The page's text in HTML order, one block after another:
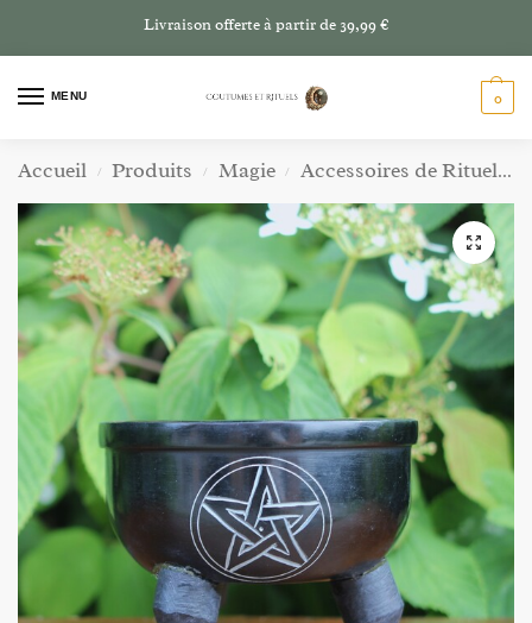
Livraison offerte à partir de 39,99 €
MENU 0
Accueil / Produits / Magie / Accessoires de Rituel